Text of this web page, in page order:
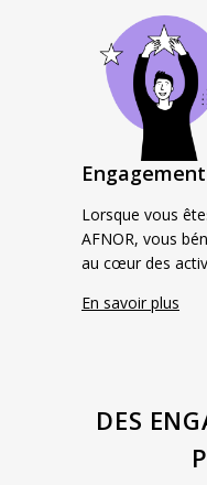
Engagement
Lorsque vous
AFNOR, vous
au cœur des
En savoir plus
DES